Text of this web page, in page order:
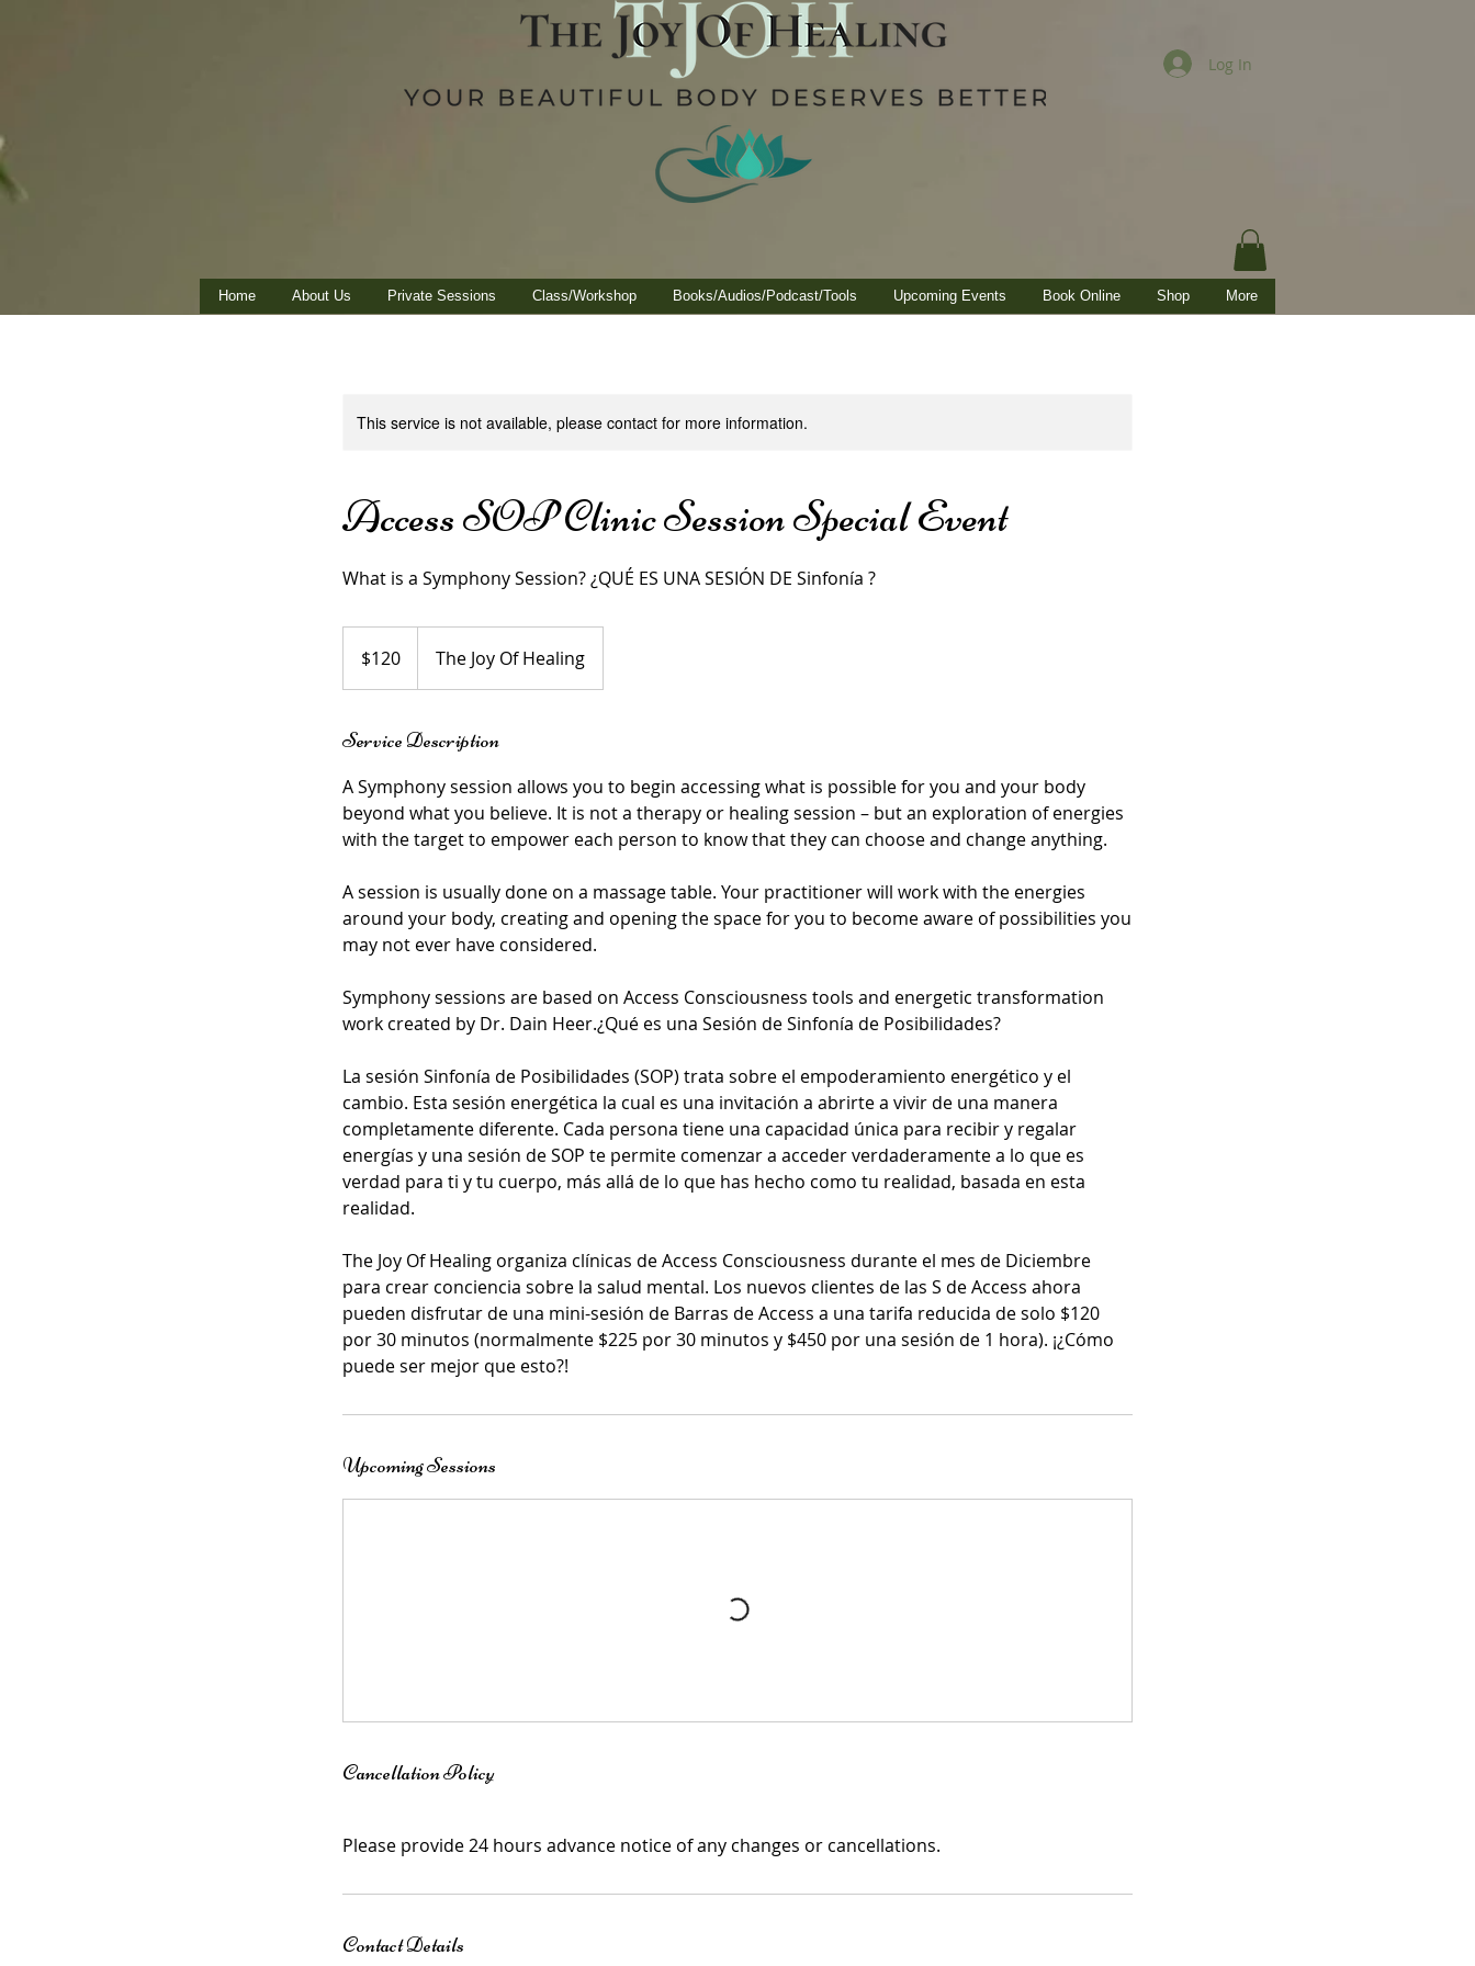
Log In
Home About Us Private Sessions Class/Workshop Books/Audios/Podcast/Tools Upcoming Events Book Online Shop More
This service is not available, please contact for more information.
Access SOP Clinic Session Special Event
What is a Symphony Session? ¿QUÉ ES UNA SESIÓN DE Sinfonía ?
dollars$120 The Joy Of Healing
Service Description
A Symphony session allows you to begin accessing what is possible for you and your body
beyond what you believe. It is not a therapy or healing session – but an exploration of energies
with the target to empower each person to know that they can choose and change anything.
A session is usually done on a massage table. Your practitioner will work with the energies
around your body, creating and opening the space for you to become aware of possibilities you
may not ever have considered.
Symphony sessions are based on Access Consciousness tools and energetic transformation
work created by Dr. Dain Heer.¿Qué es una Sesión de Sinfonía de Posibilidades?
La sesión Sinfonía de Posibilidades (SOP) trata sobre el empoderamiento energético y el
cambio. Esta sesión energética la cual es una invitación a abrirte a vivir de una manera
completamente diferente. Cada persona tiene una capacidad única para recibir y regalar
energías y una sesión de SOP te permite comenzar a acceder verdaderamente a lo que es
verdad para ti y tu cuerpo, más allá de lo que has hecho como tu realidad, basada en esta
realidad.
The Joy Of Healing organiza clínicas de Access Consciousness durante el mes de Diciembre
para crear conciencia sobre la salud mental. Los nuevos clientes de las S de Access ahora
pueden disfrutar de una mini-sesión de Barras de Access a una tarifa reducida de solo $120
por 30 minutos (normalmente $225 por 30 minutos y $450 por una sesión de 1 hora). ¡¿Cómo
puede ser mejor que esto?!
Upcoming Sessions
Cancellation Policy
Please provide 24 hours advance notice of any changes or cancellations.
Contact Details